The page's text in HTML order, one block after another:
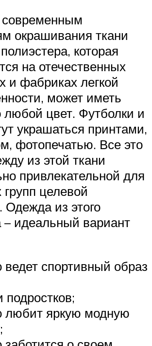
современным
окрашивания ткани
которая
на отечественных
и фабриках легкой
может иметь
любой цвет. Футболки и
украшаться принтами,
фотопечатью. Все это
из этой ткани
привлекательной для
целевой
Одежда из этого
– идеальный вариант
ведет спортивный образ
подростков;
любит яркую модную